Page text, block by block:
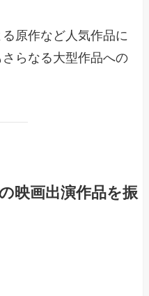
原作など人気作品に
らなる大型作品への
映画出演作品を振